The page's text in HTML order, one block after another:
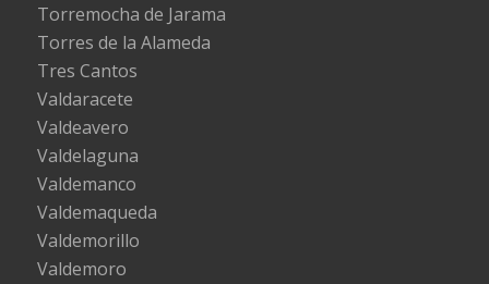
Torremocha de Jarama
Torres de la Alameda
Tres Cantos
Valdaracete
Valdeavero
Valdelaguna
Valdemanco
Valdemaqueda
Valdemorillo
Valdemoro